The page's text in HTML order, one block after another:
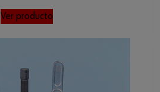
Ver producto